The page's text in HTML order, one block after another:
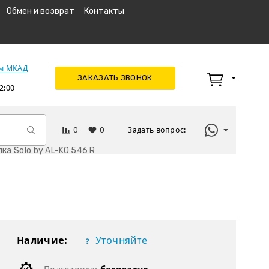
Обмен и возврат Контакты
МКАД
ЗАКАЗАТЬ ЗВОНОК
0 0 Задать вопрос:
Solo by AL-KO 546 R
Наличие: Уточняйте